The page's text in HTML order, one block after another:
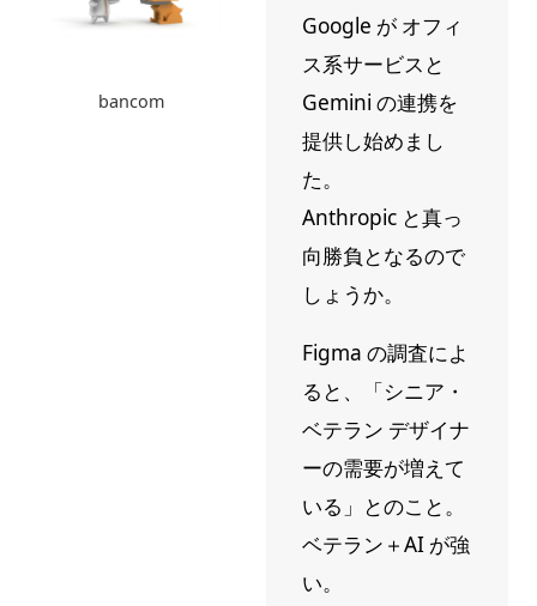
bancom
Google が オフィ
ス系サービスと
Gemini の連携を
提供し始めまし
た。
Anthropic と真っ
向勝負となるので
しょうか。
Figma の調査によ
ると、「シニア・
ベテラン デザイナ
ーの需要が増えて
いる」とのこと。
ベテラン＋AI が強
い。